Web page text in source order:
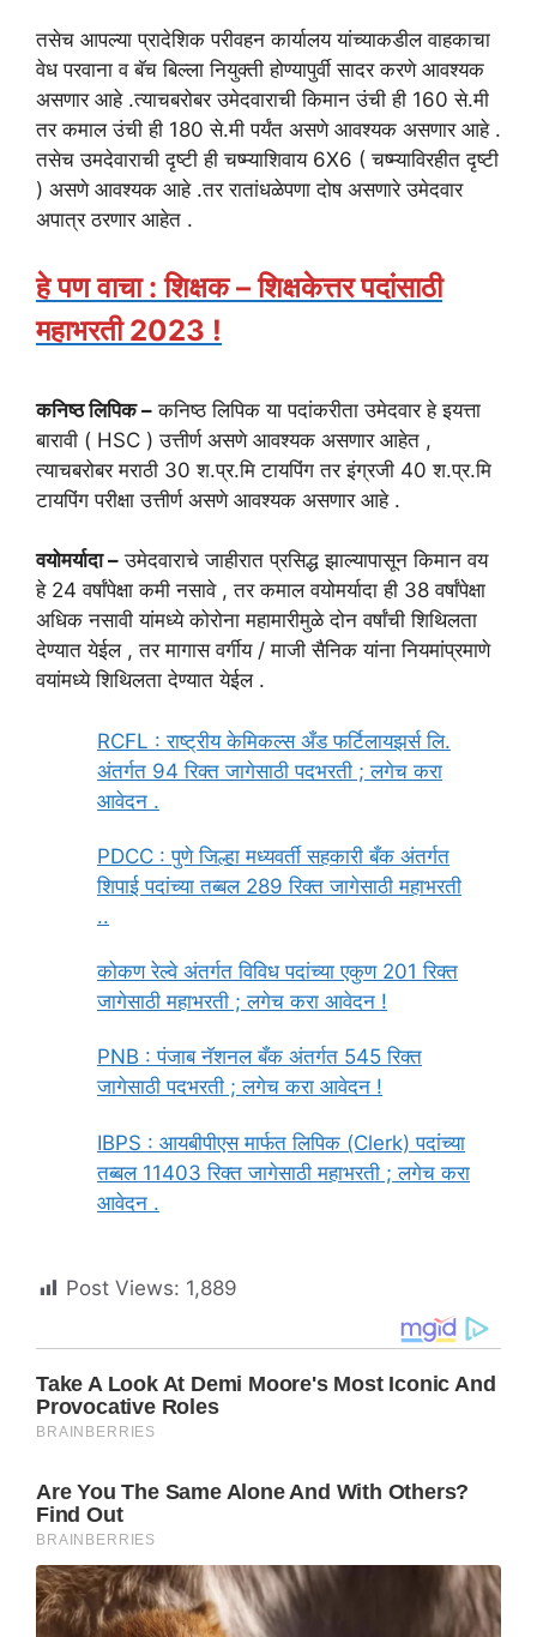
तसेच आपल्या प्रादेशिक परीवहन कार्यालय यांच्याकडील वाहकाचा
वेध परवाना व बॅच बिल्ला नियुक्ती होण्यापुर्वी सादर करणे आवश्यक
असणार आहे .त्याचबरोबर उमेदवाराची किमान उंची ही 160 से.मी
तर कमाल उंची ही 180 से.मी पर्यंत असणे आवश्यक असणार आहे .
तसेच उमदेवाराची दृष्टी ही चष्म्याशिवाय 6X6 ( चष्म्याविरहीत दृष्टी
) असणे आवश्यक आहे .तर रातांधळेपणा दोष असणारे उमेदवार
अपात्र ठरणार आहेत .
हे पण वाचा : शिक्षक – शिक्षकेत्तर पदांसाठी
महाभरती 2023 !
कनिष्ठ लिपिक – कनिष्ठ लिपिक या पदांकरीता उमेदवार हे इयत्ता
बारावी ( HSC ) उत्तीर्ण असणे आवश्यक असणार आहेत ,
त्याचबरोबर मराठी 30 श.प्र.मि टायपिंग तर इंग्रजी 40 श.प्र.मि
टायपिंग परीक्षा उत्तीर्ण असणे आवश्यक असणार आहे .
वयोमर्यादा – उमेदवाराचे जाहीरात प्रसिद्ध झाल्यापासून किमान वय
हे 24 वर्षांपेक्षा कमी नसावे , तर कमाल वयोमर्यादा ही 38 वर्षांपेक्षा
अधिक नसावी यांमध्ये कोरोना महामारीमुळे दोन वर्षांची शिथिलता
देण्यात येईल , तर मागास वर्गीय / माजी सैनिक यांना नियमांप्रमाणे
वयांमध्ये शिथिलता देण्यात येईल .
RCFL : राष्ट्रीय केमिकल्स अँड फर्टिलायझर्स लि.
अंतर्गत 94 रिक्त जागेसाठी पदभरती ; लगेच करा
आवेदन .
PDCC : पुणे जिल्हा मध्यवर्ती सहकारी बँक अंतर्गत
शिपाई पदांच्या तब्बल 289 रिक्त जागेसाठी महाभरती
..
कोकण रेल्वे अंतर्गत विविध पदांच्या एकुण 201 रिक्त
जागेसाठी महाभरती ; लगेच करा आवेदन !
PNB : पंजाब नॅशनल बँक अंतर्गत 545 रिक्त
जागेसाठी पदभरती ; लगेच करा आवेदन !
IBPS : आयबीपीएस मार्फत लिपिक (Clerk) पदांच्या
तब्बल 11403 रिक्त जागेसाठी महाभरती ; लगेच करा
आवेदन .
Post Views: 1,889